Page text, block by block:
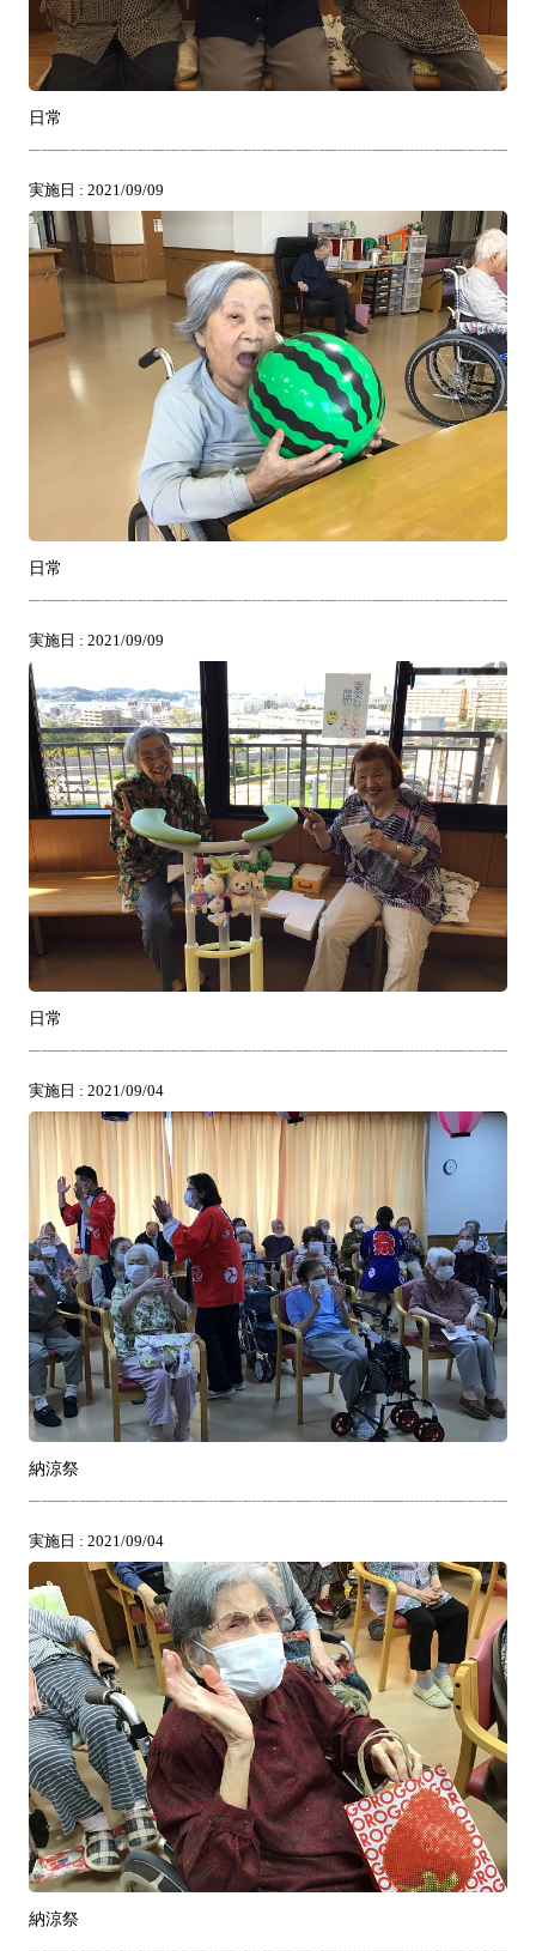
日常
実施日 : 2021/09/09
日常
実施日 : 2021/09/09
日常
実施日 : 2021/09/04
納涼祭
実施日 : 2021/09/04
納涼祭